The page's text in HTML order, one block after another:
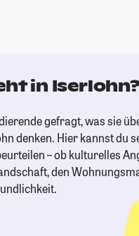
in
gefragt, was sie
denken. Hier kannst du
– ob kulturelles
den